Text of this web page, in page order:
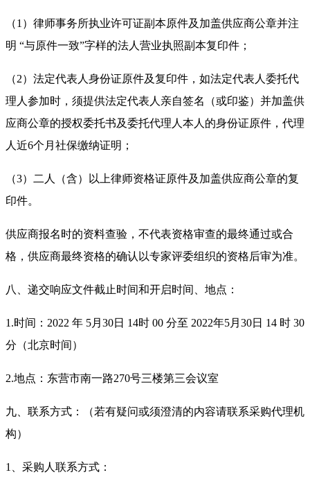
（1）律师事务所执业许可证副本原件及加盖供应商公章并注
明 “与原件一致”字样的法人营业执照副本复印件；
（2）法定代表人身份证原件及复印件，如法定代表人委托代
理人参加时，须提供法定代表人亲自签名（或印鉴）并加盖供
应商公章的授权委托书及委托代理人本人的身份证原件， 代理
人近6个月社保缴纳证明；
（3） 二 人（含）以上律师资格证原件及加盖供应商公章的复
印件。
供应商报名时的资料查验，不代表资格审查的最终通过或合
格，供应商最终资格的确认以专家评委组织的资格后审为准。
八、递交响应文件截止时间和开启时间、地点：
1.时间：2022 年 5月 30日 14时 00 分至 2022年5月 30日 14 时 30
分（北京时间）
2.地点：东营市南一路270号三楼第三会议室
九、联系方式：（若有疑问或须澄清的内容请联系采购代理机
构）
1、采购人联系方式：